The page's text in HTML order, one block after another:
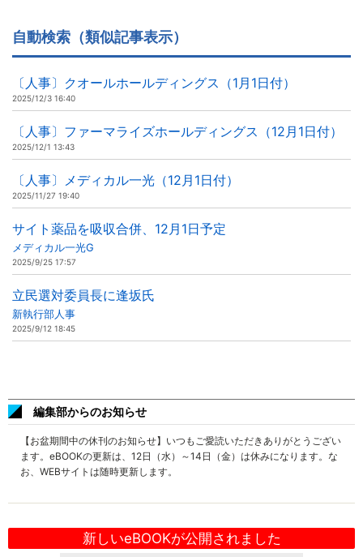
自動検索（類似記事表示）
〔人事〕クオールホールディングス（1月1日付）
2025/12/3 16:40
〔人事〕ファーマライズホールディングス（12月1日付）
2025/12/1 13:43
〔人事〕メディカル一光（12月1日付）
2025/11/27 19:40
サイト薬品を吸収合併、12月1日予定
メディカル一光G
2025/9/25 17:57
立民選対委員長に逢坂氏
新執行部人事
2025/9/12 18:45
編集部からのお知らせ
【お盆期間中の休刊のお知らせ】いつもご愛読いただきありがとうござい
ます。eBOOKの更新は、12日（水）～14日（金）は休みになります。な
お、WEBサイトは随時更新します。
新しいeBOOKが公開されました